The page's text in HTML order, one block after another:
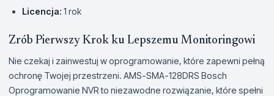
Licencja: 1 rok
Zrób Pierwszy Krok ku Lepszemu Monitoringowi
Nie czekaj i zainwestuj w oprogramowanie, które zapewni pełną
ochronę Twojej przestrzeni. AMS-SMA-128DRS Bosch
Oprogramowanie NVR to niezawodne rozwiązanie, które spełni